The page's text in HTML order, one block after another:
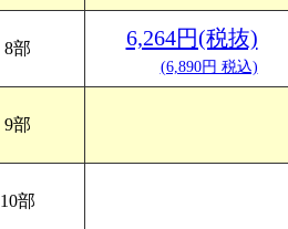
8部 6,264円(税抜)
(6,890円 税込)
9部
10部